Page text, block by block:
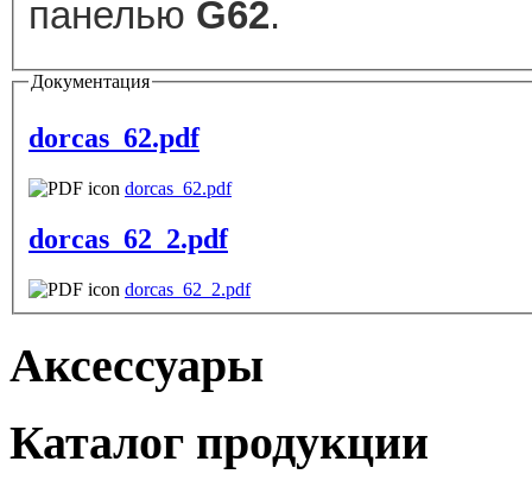
панелью G62.
Документация
dorcas_62.pdf
dorcas_62.pdf
dorcas_62_2.pdf
dorcas_62_2.pdf
Аксессуары
Каталог продукции